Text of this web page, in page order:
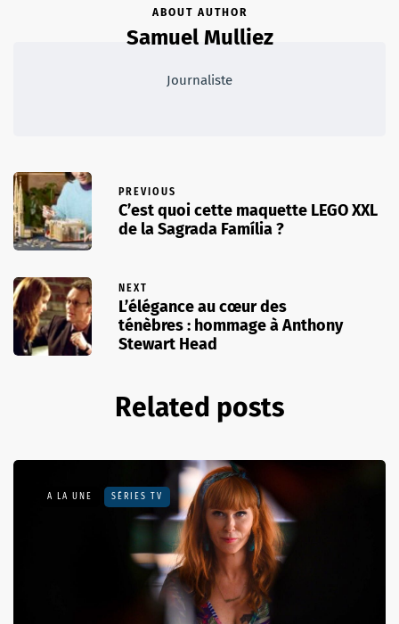
ABOUT AUTHOR
Samuel Mulliez
Journaliste
PREVIOUS
C’est quoi cette maquette LEGO XXL
de la Sagrada Família ?
NEXT
L’élégance au cœur des
ténèbres : hommage à Anthony
Stewart Head
Related posts
A LA UNE SÉRIES TV